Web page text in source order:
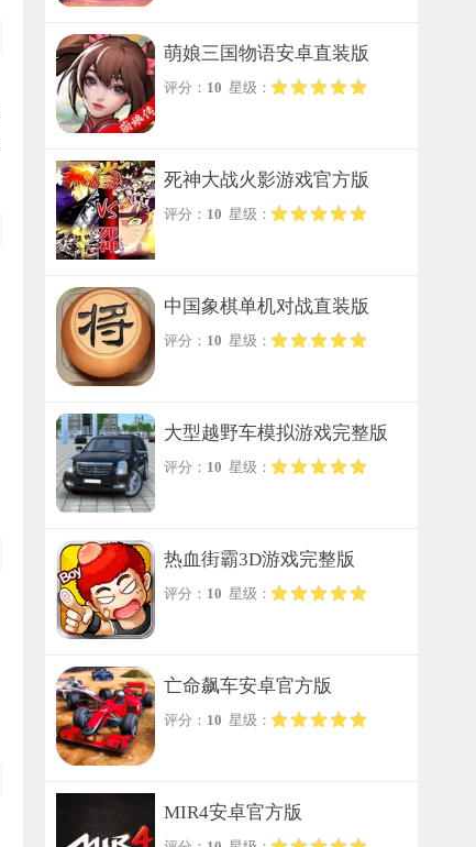
萌娘三国物语安卓直装版
评分： 10 星级：
死神大战火影游戏官方版
评分： 10 星级：
中国象棋单机对战直装版
评分： 10 星级：
大型越野车模拟游戏完整版
评分： 10 星级：
热血街霸3D游戏完整版
评分： 10 星级：
亡命飙车安卓官方版
评分： 10 星级：
MIR4安卓官方版